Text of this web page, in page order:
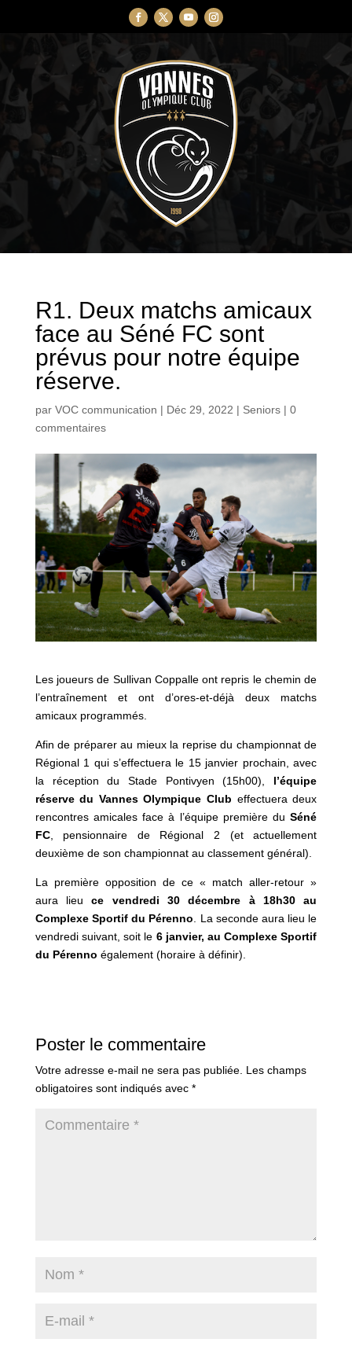
R1. Deux matchs amicaux
face au Séné FC sont
prévus pour notre équipe
réserve.
par VOC communication | Déc 29, 2022 | Seniors| 0
commentaires
Les joueurs de Sullivan Coppalle ont repris le chemin de
l’entraînement et ont d’ores-et-déjà deux matchs
amicaux programmés.
Afin de préparer au mieux la reprise du championnat de
Régional 1 qui s’effectuera le 15 janvier prochain, avec
la réception du Stade Pontivyen (15h00),
l’équipe
réserve du Vannes Olympique Club effectuera deux
rencontres amicales face à l’équipe première duSéné
FC, pensionnaire de Régional 2 (et actuellement
deuxième de son championnat au classement général).
La première opposition de ce « match aller-retour »
aura lieu ce vendredi 30 décembre à 18h30 au
Complexe Sportif du Pérenno . La seconde aura lieu le
vendredi suivant, soit le 6 janvier, au Complexe Sportif
du Pérenno également (horaire à définir).
Poster le commentaire
Votre adresse e-mail ne sera pas publiée. Les champs
obligatoires sont indiqués avec *